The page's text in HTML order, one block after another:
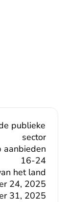
publieke
sector
aanbieden
16-24
het land
31, 2025
24, 2025